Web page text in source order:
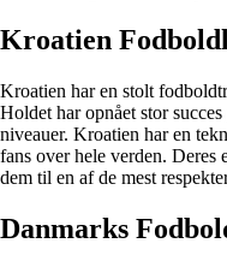
Kroatien
Kroatien har en stolt
Holdet har opnået stor
niveauer. Kroatien har en
fans over hele verden.
dem til en af de mest
Danmarks